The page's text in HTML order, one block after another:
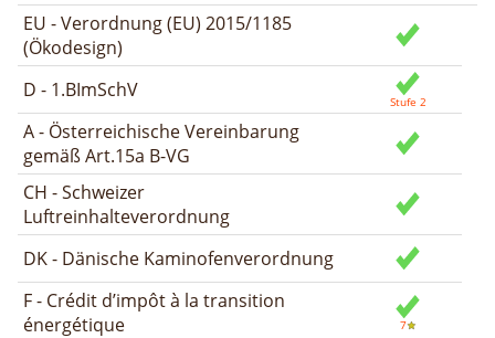
EU - Verordnung (EU) 2015/1185
(Ökodesign)
D - 1.BImSchV
A - Österreichische Vereinbarung
gemäß Art.15a B-VG
CH - Schweizer
Luftreinhalteverordnung
DK - Dänische Kaminofenverordnung
F - Crédit d’impôt à la transition
énergétique